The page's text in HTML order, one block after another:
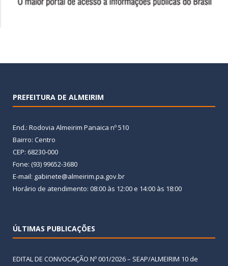
PREFEITURA DE ALMEIRIM
End.: Rodovia Almeirim Panaica nº 510
Bairro: Centro
CEP: 68230-000
Fone: (93) 99652-3680
E-mail: gabinete@almeirim.pa.gov.br
Horário de atendimento: 08:00 às 12:00 e 14:00 às 18:00
ÚLTIMAS PUBLICAÇÕES
EDITAL DE CONVOCAÇÃO Nº 001/2026 – SEAP/ALMEIRIM 10 de